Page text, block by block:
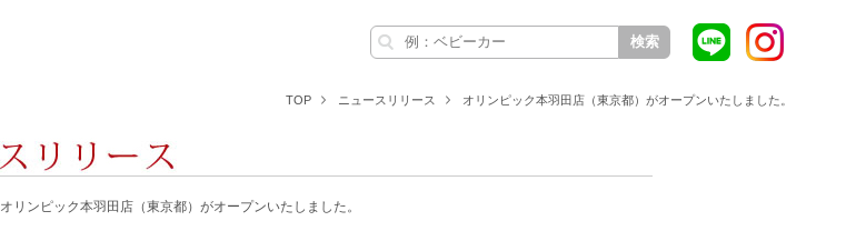
検索
TOP ニュースリリース オリンピック本羽田店（東京都）がオープンいたしました。
オリンピック本羽田店（東京都）がオープンいたしました。